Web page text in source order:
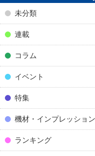
未分類
連載
コラム
イベント
特集
機材・インプレッション
ランキング